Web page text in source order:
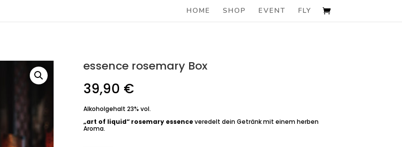
HOME SHOP EVENT FLY
essence rosemary Box
39,90 €
Alkoholgehalt 23% vol.
„art of liquid“ rosemary essence veredelt dein Getränk mit einem herben
Aroma.